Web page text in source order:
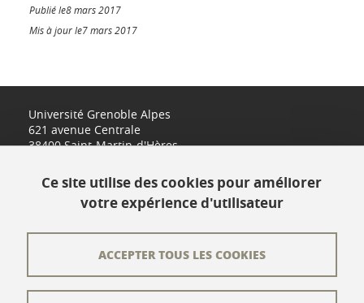
Publié le8 mars 2017
Mis à jour le7 mars 2017
Université Grenoble Alpes
621 avenue Centrale
38400 Saint-Martin-d'Hères
L'équipe éditoriale
Ce site utilise des cookies pour améliorer
votre expérience d'utilisateur
ACCEPTER TOUS LES COOKIES